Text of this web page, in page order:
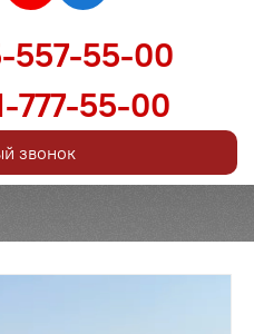
557-55-00
777-55-00
звонок